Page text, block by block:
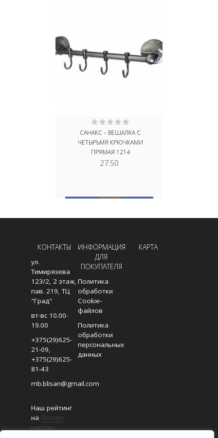
САНАКС – ВЕШАЛКА С
ЧЕТЫРЬМЯ КРЮЧКАМИ
ПРЯМАЯ 1214
27.50
ПОД ЗАКАЗ
КОНТАКТЫ
ул.
Тимирязева
123/2, 2 этаж,
пав. 219, ТЦ
"Град"
вт-вс 10.00-
19.00
+375(29)625-
21-09,
+375(29)625-
81-43
mb.blisan@gmail.com
Наш рейтинг
на Google
картах:
ИНФОРМАЦИЯ
ДЛЯ
ПОКУПАТЕЛЯ
Политика
обработки
Cookie-
файлов
Политика
обработки
персональных
данных
КАРТА